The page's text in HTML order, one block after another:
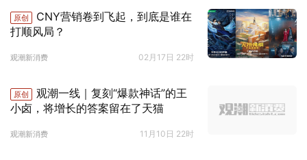
原创
CNY营销卷到飞起，到底是谁在
打顺风局？
观潮新消费 02月17日 22时
原创
观潮一线｜复刻“爆款神话”的王
小卤，将增长的答案留在了天猫
观潮新消费 11月10日 22时